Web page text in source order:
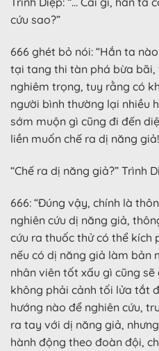
cứu sao?”
666 ghét bỏ nói: “Hắn ta
tại tang thi tàn phá bừa bãi,
nghiêm trọng, tuy rằng có
người bình thường lại nhiều
sớm muộn gì cũng đi đến
liền muốn chế ra dị năng
“Chế ra dị năng giả?” Trình
666: “Đúng vậy, chính là
nghiên cứu dị năng giả,
cứu ra thuốc thử có thể kích
nếu có dị năng giả làm bản
nhân viên tốt xấu gì cũng
không phải cảnh tối lửa tắt
hướng nào để nghiên cứu,
ra tay với dị năng giả,
hành động theo đoàn đội,